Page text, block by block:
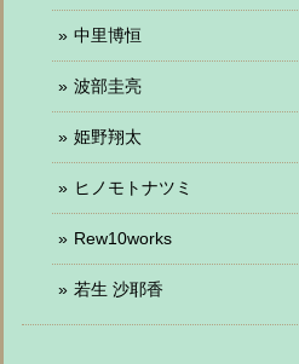
中里博恒
波部圭亮
姫野翔太
ヒノモトナツミ
Rew10works
若生 沙耶香